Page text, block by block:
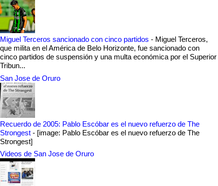
Miguel Terceros sancionado con cinco partidos - Miguel Terceros,
que milita en el América de Belo Horizonte, fue sancionado con
cinco partidos de suspensión y una multa económica por el Superior
Tribun...
San Jose de Oruro
Recuerdo de 2005: Pablo Escóbar es el nuevo refuerzo de The
Strongest - [image: Pablo Escóbar es el nuevo refuerzo de The
Strongest]
Videos de San Jose de Oruro